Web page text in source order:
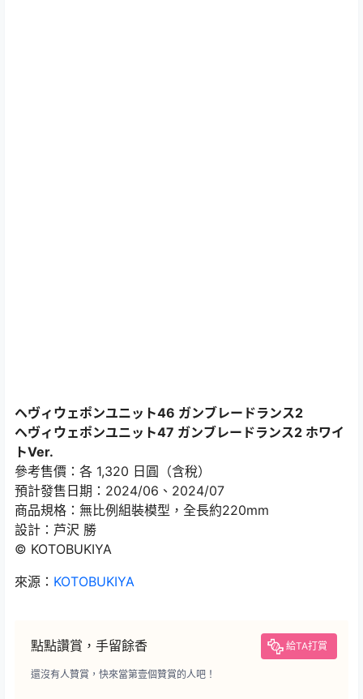
ヘヴィウェポンユニット46 ガンブレードランス2
ヘヴィウェポンユニット47 ガンブレードランス2 ホワイ
トVer.
參考售價：各 1,320 日圓（含稅）
預計發售日期：2024/06、2024/07
商品規格：無比例組裝模型，全長約220mm
設計：芦沢 勝
© KOTOBUKIYA
來源： KOTOBUKIYA
點點讚賞，手留餘香 給TA打賞
還沒有人贊賞，快來當第壹個贊賞的人吧！